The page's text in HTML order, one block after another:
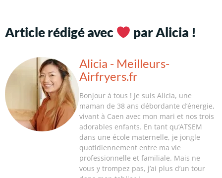
Article rédigé avec par Alicia !
Alicia - Meilleurs-
Airfryers.fr
Bonjour à tous ! Je suis Alicia, une
maman de 38 ans débordante d’énergie,
vivant à Caen avec mon mari et nos trois
adorables enfants. En tant qu’ATSEM
dans une école maternelle, je jongle
quotidiennement entre ma vie
professionnelle et familiale. Mais ne
vous y trompez pas, j’ai plus d’un tour